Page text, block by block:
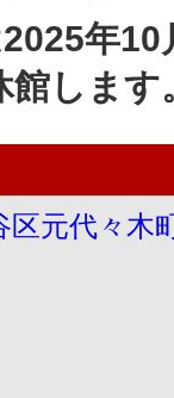
2025年10
館します
区元代々木